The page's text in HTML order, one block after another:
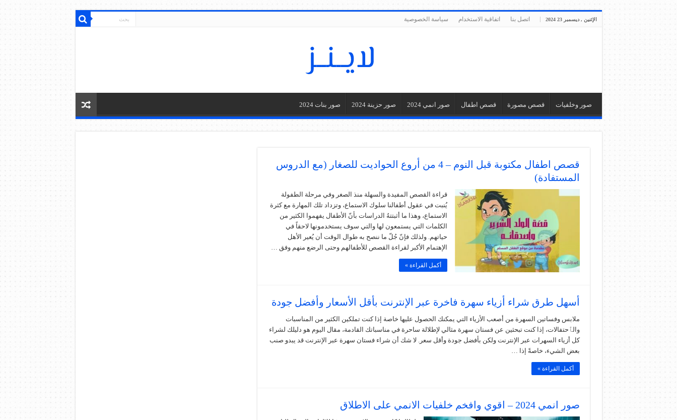
الإثنين , ديسمبر 23 2024 اتصل بنا اتفاقية الاستخدام سياسة الخصوصية
صور وخلفيات قصص مصورة قصص اطفال صور انمي 2024 صور حزينة 2024 صور بنات 2024
قصص اطفال مكتوبة قبل النوم – 4 من أروع الحواديت للصغار (مع الدروس
المستفادة)
قراءة القصص المفيدة والسهلة منذ الصغر وفي مرحلة الطفولة
يُنبت في عقول أطفالنا سلوك الاستماع، وتزداد تلك المهارة مع كثرة
الاستماع، وهذا ما أثبتتهُ الدراسات بأنّ الأطفال يفهموا الكثير من
الكلمات التي يستمعون لها والتي سوف يستخدمونها لاحقاً في
حياتهم. ولذلك فإنّ جُلّ ما ننصح به طوال الوقت أن يُعير الأهل
الإهتمام الأكبر لقراءة القصص للأطفالهم وحتى الرضع منهم وفق …
أكمل القراءة »
أسهل طرق شراء أزياء سهرة فاخرة عبر الإنترنت بأقل الأسعار وأفضل جودة
ملابس وفساتين السهرة من أصعب الأزياء التي يمكنك الحصول عليها خاصة إذا كنت تملكين الكثير من المناسبات
والٱحتفالات، إذا كنت تبحثين عن فستان سهرة مثالي لإطلالة ساحرة في مناسباتك القادمة، مقال اليوم هو دليلك لشراء
كل أزياء السهرات عبر الإنترنت ولكن بأفضل جودة وأقل سعر. لا شك أن شراء فستان سهرة عبر الإنترنت قد يبدو صنب
بعض الشيء، خاصةً إذا …
أكمل القراءة »
صور انمي 2024 – اقوي وافخم خلفيات الانمي على الاطلاق